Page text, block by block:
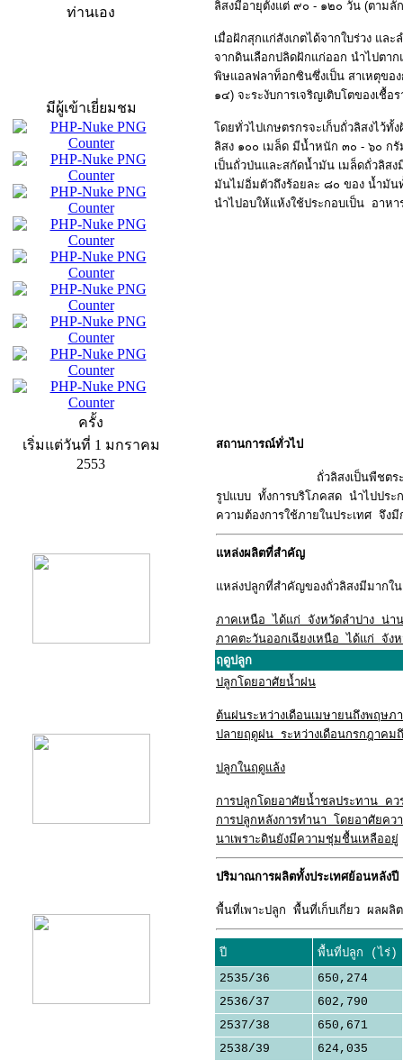
ท่านเอง
มีผู้เข้าเยี่ยมชม
ครั้ง
เริ่มแต่วันที่ 1 มกราคม
2553
ลิสงมีอายุตั้งแต่ ๙๐ - ๑๒๐ วัน (ตาม
เมื่อฝักสุกแก่สังเกตได้จากใบร่วง แล
จากดินเลือกปลิดฝักแก่ออก นำไปตา
พิษแอลฟลาท็อกซินซึ่งเป็น สาเหตุของ
๑๔) จะระงับการเจริญเติบโตของเชื้
โดยทั่วไปเกษตรกรจะเก็บถั่วลิสงไว้ทั้
ลิสง ๑๐๐ เมล็ด มีน้ำหนัก ๓๐ - ๖๐ ก
เป็นถั่วป่นและสกัดน้ำมัน เมล็ดถั่วลิ
มันไม่อิ่มตัวถึงร้อยละ ๘๐ ของ น้ำมัน
นำไปอบให้แห้งใช้ประกอบเป็น อาห
สถานการณ์ทั่วไป
ถั่วลิสงเป็นพืชตระกูลถั่วที่สา
รูปแบบ ทั้งการบริโภคสด นำไปประ
ความต้องการใช้ภายในประเทศ จึงมี
แหล่งผลิตที่สำคัญ
แหล่งปลูกที่สำคัญของถั่วลิสงมีมากใ
ภาคเหนือ ได้แก่ จังหวัดลำปาง น่า
ภาคตะวันออกเฉียงเหนือ ได้แก่ จัง
ฤดูปลูก
ปลูกโดยอาศัยน้ำฝน
ต้นฝนระหว่างเดือนเมษายนถึงพฤษ
ปลายฤดูฝน ระหว่างเดือนกรกฎาค
ปลูกในฤดูแล้ง
การปลูกโดยอาศัยน้ำชลประทาน คว
การปลูกหลังการทำนา โดยอาศัยคว
นาเพราะดินยังมีความชุ่มชื้นเหลืออยู่
ปริมาณการผลิตทั้งประเทศย้อนหลัง
พื้นที่เพาะปลูก พื้นที่เก็บเกี่ยว ผล
ปี
พื้นที่ปลูก (ไร่)
2535/36
650,274
2536/37
602,790
2537/38
650,671
2538/39
624,035